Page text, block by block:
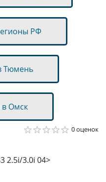
РФ
Тюмень
в Омск
0 оценок
2.5i/3.0i 04>